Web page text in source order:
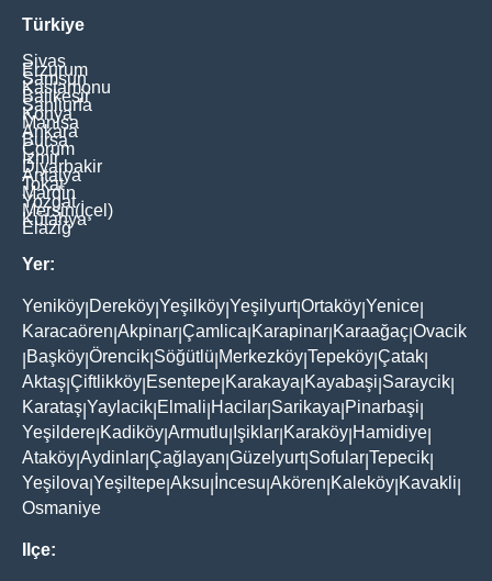
Türkiye
Sivas
Erzurum
Samsun
Kastamonu
Balikesir
Şanliurfa
Konya
Manisa
Ankara
Bursa
Çorum
İzmir
Diyarbakir
Antalya
Tokat
Mardin
Yozgat
Mersin(İçel)
Kütahya
Elaziğ
Yer:
Yeniköy Dereköy Yeşilköy Yeşilyurt|Ortaköy Yenice
Karacaören Akpinar Çamlica Karapinar Karaağaç Ovacik
Başköy Örencik Söğütlü Merkezköy Tepeköy Çatak
Aktaş Çiftlikköy Esentepe Karakaya Kayabaşi Saraycik
Karataş Yaylacik Elmali Hacilar Sarikaya Pinarbaşi
Yeşildere Kadiköy Armutlu Işiklar Karaköy Hamidiye
Ataköy Aydinlar Çağlayan Güzelyurt| Sofular Tepecik
Yeşilova Yeşiltepe Aksu İncesu Akören Kaleköy Kavakli
Osmaniye
Ilçe: